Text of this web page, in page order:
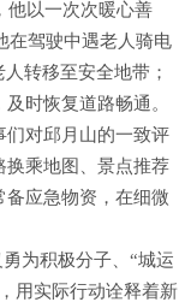
以一次次暖心善
在驾驶中遇老人骑电
转移至安全地带；
时恢复道路畅通。
对邱月山的一致评
换乘地图、景点推荐
应急物资，在细微
为积极分子、“城运
用实际行动诠释着新